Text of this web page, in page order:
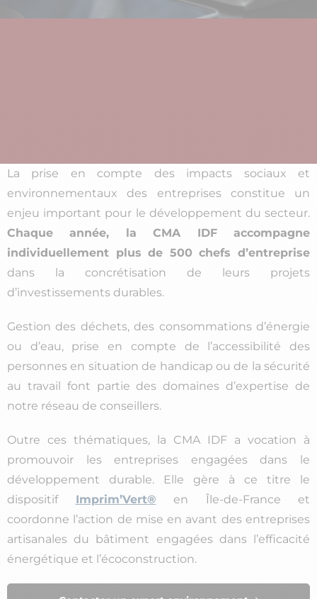
La prise en compte des impacts sociaux et
environnementaux des entreprises constitue un
enjeu important pour le développement du secteur.
Chaque année, la CMA IDF accompagne
individuellement plus de 500 chefs d’entreprise
dans la concrétisation de leurs projets
d’investissements durables.
Gestion des déchets, des consommations d’énergie
ou d’eau, prise en compte de l’accessibilité des
personnes en situation de handicap ou de la sécurité
au travail font partie des domaines d’expertise de
notre réseau de conseillers.
Outre ces thématiques, la CMA IDF a vocation à
promouvoir les entreprises engagées dans le
développement durable. Elle gère à ce titre le
dispositif Imprim’Vert® en Île-de-France et
coordonne l’action de mise en avant des entreprises
artisanales du bâtiment engagées dans l’efficacité
énergétique et l’écoconstruction.